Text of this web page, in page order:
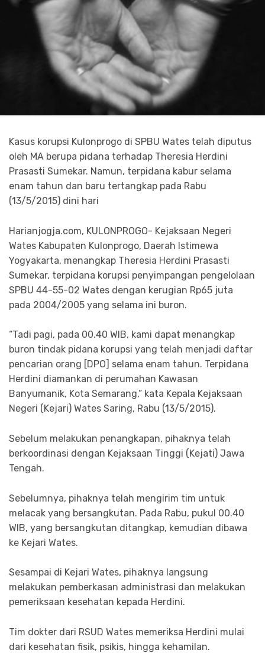
Kasus korupsi Kulonprogo di SPBU Wates telah diputus
oleh MA berupa pidana terhadap Theresia Herdini
Prasasti Sumekar. Namun, terpidana kabur selama
enam tahun dan baru tertangkap pada Rabu
(13/5/2015) dini hari
Harianjogja.com, KULONPROGO- Kejaksaan Negeri
Wates Kabupaten Kulonprogo, Daerah Istimewa
Yogyakarta, menangkap Theresia Herdini Prasasti
Sumekar, terpidana korupsi penyimpangan pengelolaan
SPBU 44-55-02 Wates dengan kerugian Rp65 juta
pada 2004/2005 yang selama ini buron.
“Tadi pagi, pada 00.40 WIB, kami dapat menangkap
buron tindak pidana korupsi yang telah menjadi daftar
pencarian orang [DPO] selama enam tahun. Terpidana
Herdini diamankan di perumahan Kawasan
Banyumanik, Kota Semarang,” kata Kepala Kejaksaan
Negeri (Kejari) Wates Saring, Rabu (13/5/2015).
Sebelum melakukan penangkapan, pihaknya telah
berkoordinasi dengan Kejaksaan Tinggi (Kejati) Jawa
Tengah.
Sebelumnya, pihaknya telah mengirim tim untuk
melacak yang bersangkutan. Pada Rabu, pukul 00.40
WIB, yang bersangkutan ditangkap, kemudian dibawa
ke Kejari Wates.
Sesampai di Kejari Wates, pihaknya langsung
melakukan pemberkasan administrasi dan melakukan
pemeriksaan kesehatan kepada Herdini.
Tim dokter dari RSUD Wates memeriksa Herdini mulai
dari kesehatan fisik, psikis, hingga kehamilan.